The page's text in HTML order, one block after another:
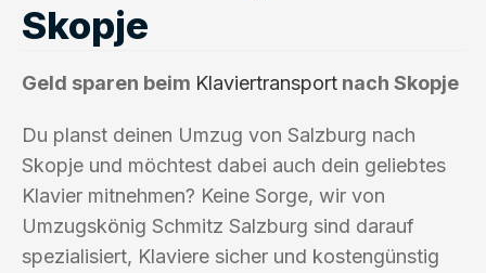
Skopje
Geld sparen beim Klaviertransport nach Skopje
Du planst deinen Umzug von Salzburg nach
Skopje und möchtest dabei auch dein geliebtes
Klavier mitnehmen? Keine Sorge, wir von
Umzugskönig Schmitz Salzburg sind darauf
spezialisiert, Klaviere sicher und kostengünstig